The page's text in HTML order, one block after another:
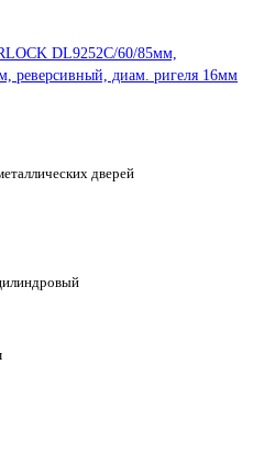
DL9252С/60/85мм,
реверсивный, диам. ригеля 16мм
дверей